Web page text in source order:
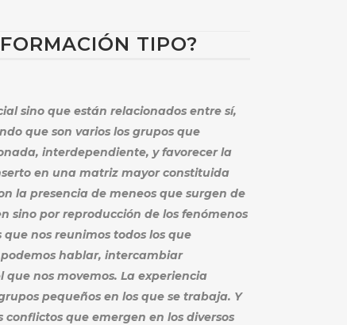
TIPO?
sino que están relacionados entre sí,
que son varios los grupos que
interdependiente, y favorecer la
en una matriz mayor constituida
la presencia de meneos que surgen de
sino por reproducción de los fenómenos
nos reunimos todos los que
hablar, intercambiar
nos movemos. La experiencia
pequeños en los que se trabaja. Y
que emergen en los diversos